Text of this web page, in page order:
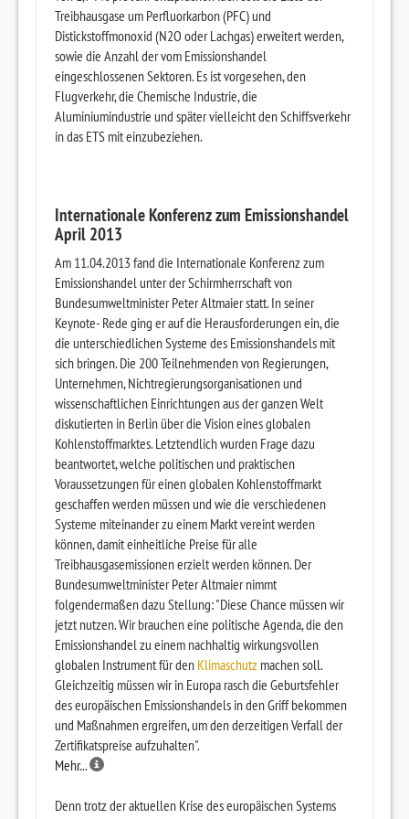
Treibhausgase um Perfluorkarbon (PFC) und
Distickstoffmonoxid (N2O oder Lachgas) erweitert werden,
sowie die Anzahl der vom Emissionshandel
eingeschlossenen Sektoren. Es ist vorgesehen, den
Flugverkehr, die Chemische Industrie, die
Aluminiumindustrie und später vielleicht den Schiffsverkehr
in das ETS mit einzubeziehen.
Internationale Konferenz zum Emissionshandel
April 2013
Am 11.04.2013 fand die Internationale Konferenz zum
Emissionshandel unter der Schirmherrschaft von
Bundesumweltminister Peter Altmaier statt. In seiner
Keynote- Rede ging er auf die Herausforderungen ein, die
die unterschiedlichen Systeme des Emissionshandels mit
sich bringen. Die 200 Teilnehmenden von Regierungen,
Unternehmen, Nichtregierungs­organisationen und
wissenschaftlichen Einrichtungen aus der ganzen Welt
diskutierten in Berlin über die Vision eines globalen
Kohlenstoffmarktes. Letztendlich wurden Frage dazu
beantwortet, welche politischen und praktischen
Voraussetzungen für einen globalen Kohlenstoffmarkt
geschaffen werden müssen und wie die verschiedenen
Systeme miteinander zu einem Markt vereint werden
können, damit einheitliche Preise für alle
Treibhausgasemissionen erzielt werden können. Der
Bundesumweltminister Peter Altmaier nimmt
folgendermaßen dazu Stellung: "Diese Chance müssen wir
jetzt nutzen. Wir brauchen eine politische Agenda, die den
Emissionshandel zu einem nachhaltig wirkungsvollen
globalen Instrument für den Klimaschutz machen soll.
Gleichzeitig müssen wir in Europa rasch die Geburtsfehler
des europäischen Emissionshandels in den Griff bekommen
und Maßnahmen ergreifen, um den derzeitigen Verfall der
Zertifikatspreise aufzuhalten".
Mehr...
Denn trotz der aktuellen Krise des europäischen Systems